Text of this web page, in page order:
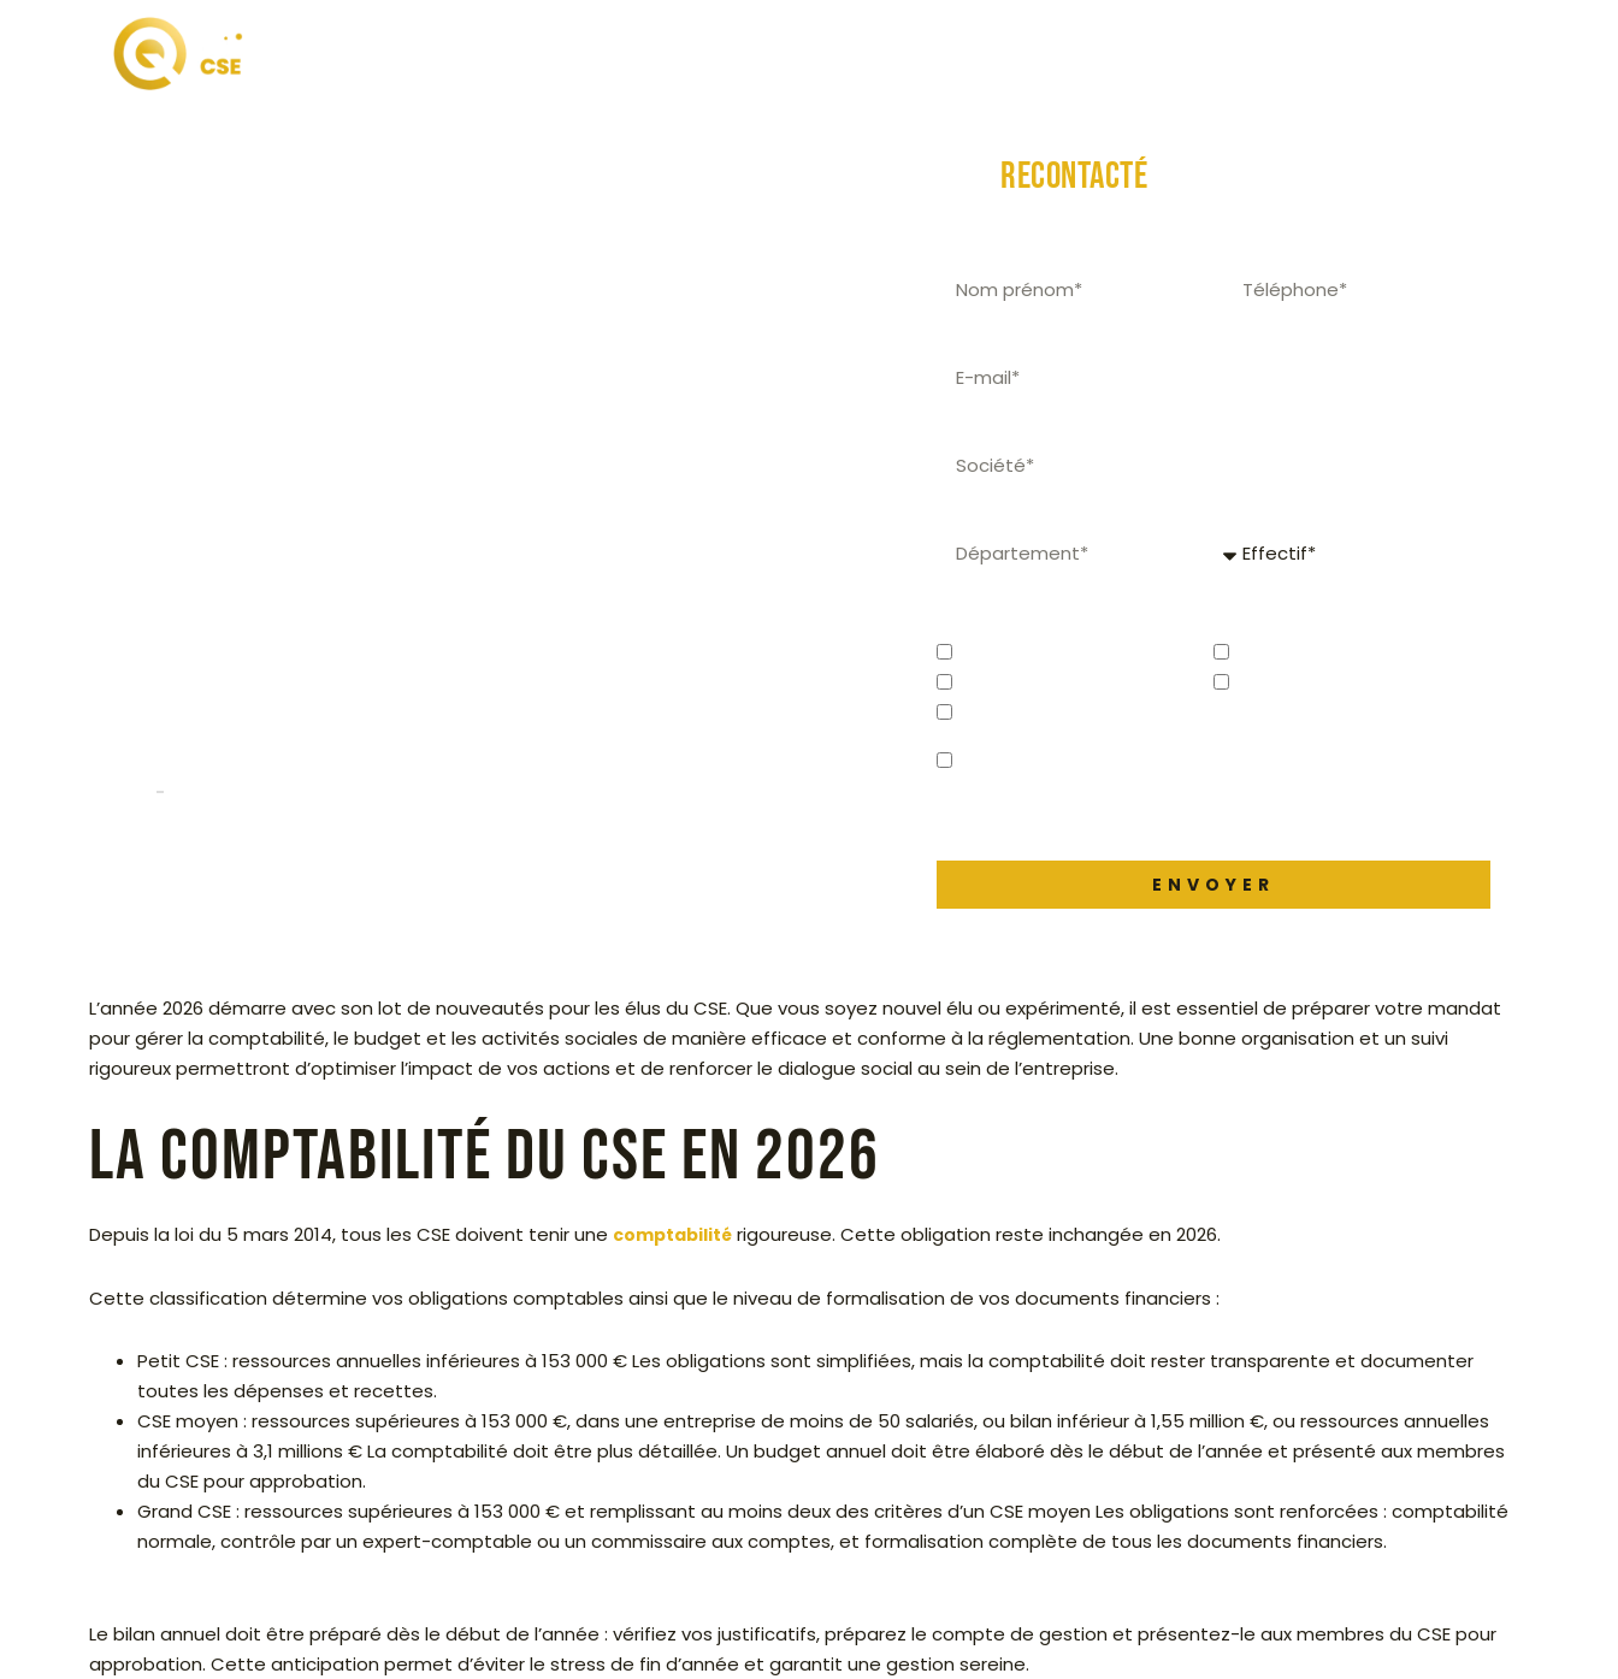
recontacté
Effectif
Logiciel CSE
Site & Appli mobile
Comptabilité
Chèques-cadeaux
Billetterie
ENVOYER
L’année 2026 démarre avec son lot de nouveautés pour les élus du CSE. Que vous soyez nouvel élu ou expérimenté, il est essentiel de préparer votre mandat
pour gérer la comptabilité, le budget et les activités sociales de manière efficace et conforme à la réglementation. Une bonne organisation et un suivi
rigoureux permettront d’optimiser l’impact de vos actions et de renforcer le dialogue social au sein de l’entreprise.
La comptabilité du CSE en 2026
Depuis la loi du 5 mars 2014, tous les CSE doivent tenir une comptabilité rigoureuse. Cette obligation reste inchangée en 2026.
Cette classification détermine vos obligations comptables ainsi que le niveau de formalisation de vos documents financiers :
Petit CSE : ressources annuelles inférieures à 153 000 € Les obligations sont simplifiées, mais la comptabilité doit rester transparente et documenter
toutes les dépenses et recettes.
CSE moyen : ressources supérieures à 153 000 €, dans une entreprise de moins de 50 salariés, ou bilan inférieur à 1,55 million €, ou ressources annuelles
inférieures à 3,1 millions € La comptabilité doit être plus détaillée. Un budget annuel doit être élaboré dès le début de l’année et présenté aux membres
du CSE pour approbation.
Grand CSE : ressources supérieures à 153 000 € et remplissant au moins deux des critères d’un CSE moyen Les obligations sont renforcées : comptabilité
normale, contrôle par un expert-comptable ou un commissaire aux comptes, et formalisation complète de tous les documents financiers.
Le bilan annuel doit être préparé dès le début de l’année : vérifiez vos justificatifs, préparez le compte de gestion et présentez-le aux membres du CSE pour
approbation. Cette anticipation permet d’éviter le stress de fin d’année et garantit une gestion sereine.